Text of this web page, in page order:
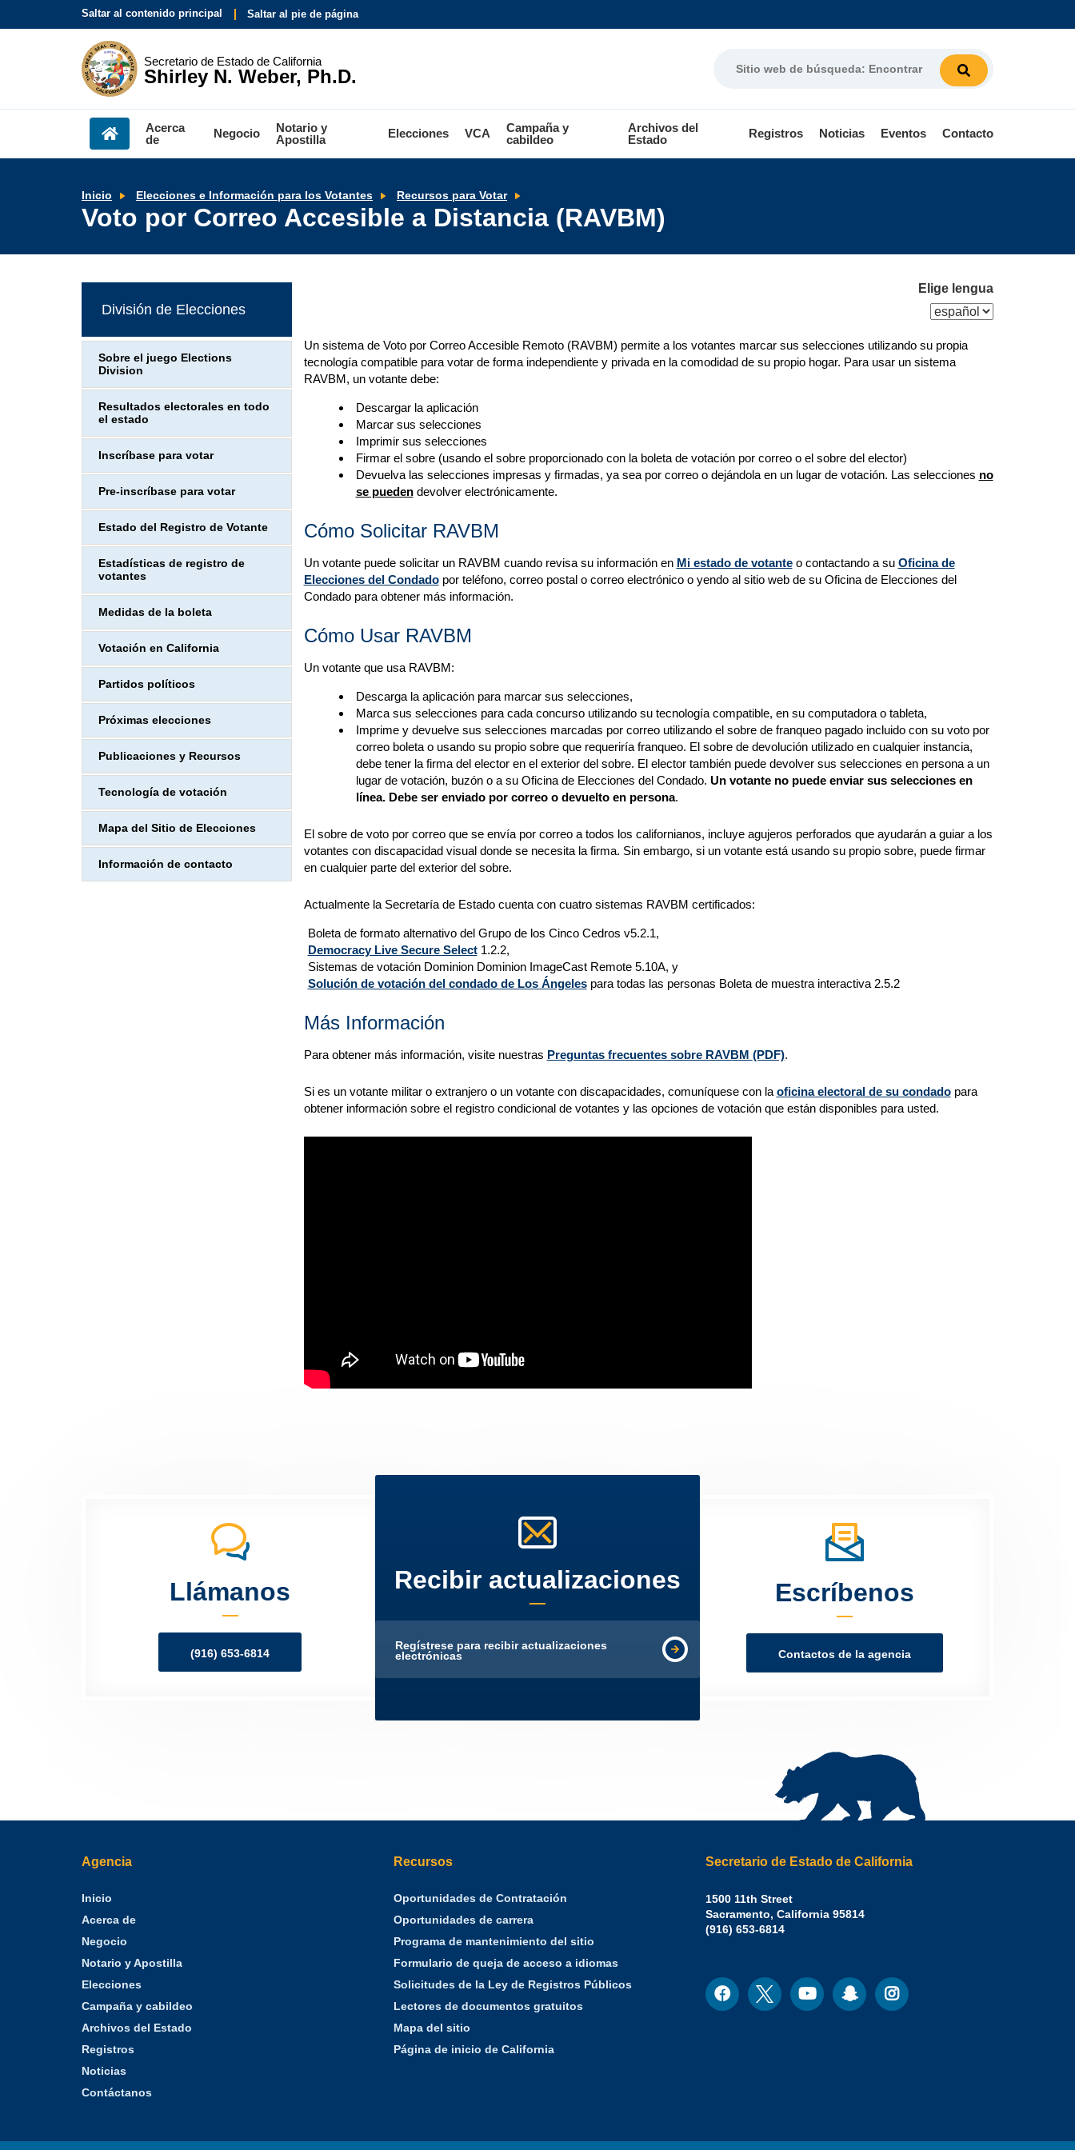
Saltar al contenido principal Saltar al pie de página
Secretario de Estado de California
Shirley N. Weber, Ph.D.
Wesbite:
Find
Acerca
de
Negocio
Notario y
Apostilla
Elecciones VCA
Campaña y
cabildeo
Archivos del
Estado
Registros Noticias Eventos Contacto
Inicio Elecciones e Información para los Votantes Recursos para Votar
Correo
Accesible
(RAVBM)
Voto por Correo Accesible a Distancia (RAVBM)
Elige lengua
Un sistema de Voto por Correo Accesible Remoto (RAVBM) permite a los votantes marcar sus selecciones utilizando su propia
tecnología compatible para votar de forma independiente y privada en la comodidad de su propio hogar. Para usar un sistema
RAVBM, un votante debe:
Descargar la aplicación
Marcar sus selecciones
Imprimir sus selecciones
Firmar el sobre (usando el sobre proporcionado con la boleta de votación por correo o el sobre del elector)
Devuelva las selecciones impresas y firmadas, ya sea por correo o dejándola en un lugar de votación. Las selecciones no
se puedendevolver electrónicamente.
Cómo Solicitar RAVBM
Un votante puede solicitar un RAVBM cuando revisa su información en Mi estado de votanteo contactando a su Oficina de
Elecciones del Condadopor teléfono, correo postal o correo electrónico o yendo al sitio web de su Oficina de Elecciones del
Condado para obtener más información.
Cómo Usar RAVBM
Un votante que usa RAVBM:
Descarga la aplicación para marcar sus selecciones,
Marca sus selecciones para cada concurso utilizando su tecnología compatible, en su computadora o tableta,
Imprime y devuelve sus selecciones marcadas por correo utilizando el sobre de franqueo pagado incluido con su voto por
correo boleta o usando su propio sobre que requeriría franqueo. El sobre de devolución utilizado en cualquier instancia,
debe tener la firma del elector en el exterior del sobre. El elector también puede devolver sus selecciones en persona a un
lugar de votación, buzón o a su Oficina de Elecciones del Condado. Un votante no puede enviar sus selecciones en
línea. Debe ser enviado por correo o devuelto en persona.
El sobre de voto por correo que se envía por correo a todos los californianos, incluye agujeros perforados que ayudarán a guiar a los
votantes con discapacidad visual donde se necesita la firma. Sin embargo, si un votante está usando su propio sobre, puede firmar
en cualquier parte del exterior del sobre.
Actualmente la Secretaría de Estado cuenta con cuatro sistemas RAVBM certificados:
Boleta de formato alternativo del Grupo de los Cinco Cedros v5.2.1,
Democracy Live Secure Select1.2.2,
Sistemas de votación Dominion Dominion ImageCast Remote 5.10A, y
Solución de votación del condado de Los Ángelespara todas las personas Boleta de muestra interactiva 2.5.2
Más Información
Para obtener más información, visite nuestras Preguntas frecuentes sobre RAVBM (PDF).
Si es un votante militar o extranjero o un votante con discapacidades, comuníquese con la oficina electoral de su condadopara
obtener información sobre el registro condicional de votantes y las opciones de votación que están disponibles para usted.
División de Elecciones
Sobre el juego Elections
Division
Resultados electorales en todo
el estado
Inscríbase para votar
Pre-inscríbase para votar
Estado del Registro de Votante
Estadísticas de registro de
votantes
Medidas de la boleta
Votación en California
Partidos políticos
Próximas elecciones
Publicaciones y Recursos
Tecnología de votación
Mapa del Sitio de Elecciones
Información de contacto
Llámanos
(916) 653-6814
Recibir actualizaciones
Regístrese para recibir actualizaciones
electrónicas
Escríbenos
Contactos de la agencia
Agencia
Inicio
Acerca de
Negocio
Notario y Apostilla
Elecciones
Campaña y cabildeo
Archivos del Estado
Registros
Noticias
Contáctanos
Recursos
Oportunidades de Contratación
Oportunidades de carrera
Programa de mantenimiento del sitio
Formulario de queja de acceso a idiomas
Solicitudes de la Ley de Registros Públicos
Lectores de documentos gratuitos
Mapa del sitio
Página de inicio de California
Secretario de Estado de California
Shirley
N.
Weber,
Estado
de
1500 11th Street
Sacramento, California 95814
Office:
(916) 653-6814
Social
Media
FacebookTwitter Youtube SnapchatInstagram